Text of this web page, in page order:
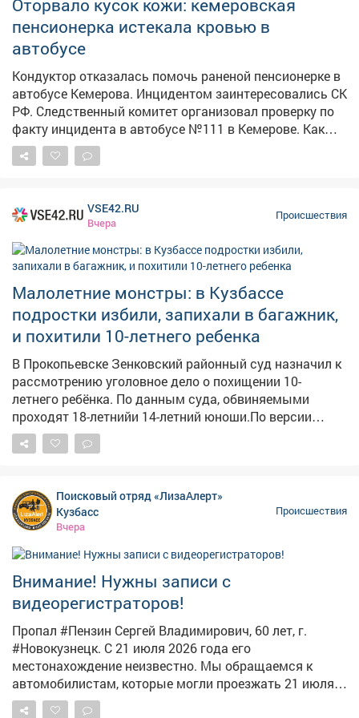
пенсионерка истекала кровью в
автобусе
Кондуктор отказалась помочь раненой пенсионерке в
автобусе Кемерова. Инцидентом заинтересовались СК
РФ. Следственный комитет организовал проверку по
факту инцидента в автобусе №111 в Кемерове. Как
сообщает Информационный центр СК России, 4
августа около 10:35 дверь автобуса зажала руку
спичечный коробок иначалось сильное кровотечение.
Пассажиры попросили кондуктора дать аптечку и
остановить автобус у травмпункта, но, по их данным,
получили грубый отказ. Кондуктор якобы заявила, что
в случившемся виноваты сами пассажиры. Людям
пришлось самостоятельно перевязывать рану
подручными средствами – даже бинта им не дали.
Председатель Следственного комитета Александр
Бастрыкин поручил и.о. руководителя кузбасского
управления Александру Кустову доложить о
результатах проверки. Исполнение поручения
поставлено на контроль в центральном аппарате
VSE42.RU
Вчера
Происшествия
Малолетние монстры: в Кузбассе
подростки избили, запихали в багажник,
и похитили 10-летнего ребенка
В Прокопьевске Зенковский районный суд назначил к
рассмотрению уголовное дело о похищении 10-
летнего ребёнка. По данным суда, обвиняемыми
проходят 18-летнийи 14-летний юноши.По версии
следствия, они совместно применили силу к мальчику,
заставили его залезть в багажник автомобиля ВАЗ и
веревкой, после чего вынесли на улицу, – сообщает
Объединенный пресс-центр судов Кемеровской
области. Однако мальчику удалось самостоятельно
заседание назначено на 19 августа. Одному
обвиняемомупродлили меру пресечения в виде
запрета определённых действий до 30 января 2027
года. Второму фигуранту оставили подписку о
невыезде. Это не единственный случай в регионе,
связанный с похищением ребенка. Ранее редакция
VSE42.ru сообщала о жуткой истории, гдетрое
кузбассовцев запихали мальчика в багажник,
насиловали и пытали.
Поисковый отряд «ЛизаАлерт»
Кузбасс
Вчера
Происшествия
Внимание! Нужны записи с
видеорегистраторов!
Пропал #Пензин Сергей Владимирович, 60 лет, г.
#Новокузнецк. С 21 июля 2026 года его
местонахождение неизвестно. Мы обращаемся к
автомобилистам, которые могли проезжать 21 июля
2026 года с 17:20 до 18:00 от больницы по улице